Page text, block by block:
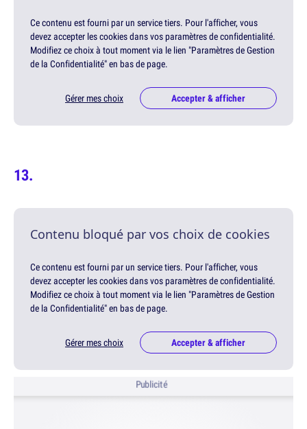
Ce contenu est fourni par un service tiers. Pour l'afficher, vous
devez accepter les cookies dans vos paramètres de confidentialité.
Modifiez ce choix à tout moment via le lien "Paramètres de Gestion
de la Confidentialité" en bas de page.
Gérer mes choix Accepter & afficher
Contenu bloqué par vos choix de cookies
Ce contenu est fourni par un service tiers. Pour l'afficher, vous
devez accepter les cookies dans vos paramètres de confidentialité.
Modifiez ce choix à tout moment via le lien "Paramètres de Gestion
de la Confidentialité" en bas de page.
Gérer mes choix Accepter & afficher
Publicité